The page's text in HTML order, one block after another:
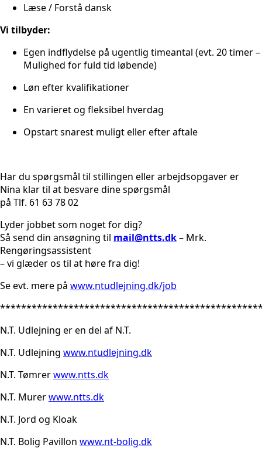
Læse / Forstå dansk
Vi tilbyder:
Egen indflydelse på ugentlig timeantal (evt. 20 timer –
Mulighed for fuld tid løbende)
Løn efter kvalifikationer
En varieret og fleksibel hverdag
Opstart snarest muligt eller efter aftale
Har du spørgsmål til stillingen eller arbejdsopgaver er
Nina klar til at besvare dine spørgsmål
på Tlf. 61 63 78 02
Lyder jobbet som noget for dig?
Så send din ansøgning til mail@ntts.dk– Mrk.
Rengøringsassistent
– vi glæder os til at høre fra dig!
Se evt. mere på www.ntudlejning.dk/job
N.T. Udlejning er en del af N.T.
N.T. Udlejning www.ntudlejning.dk
N.T. Tømrerwww.ntts.dk
N.T. Murerwww.ntts.dk
N.T. Jord og Kloak
N.T. Bolig Pavillon www.nt-bolig.dk